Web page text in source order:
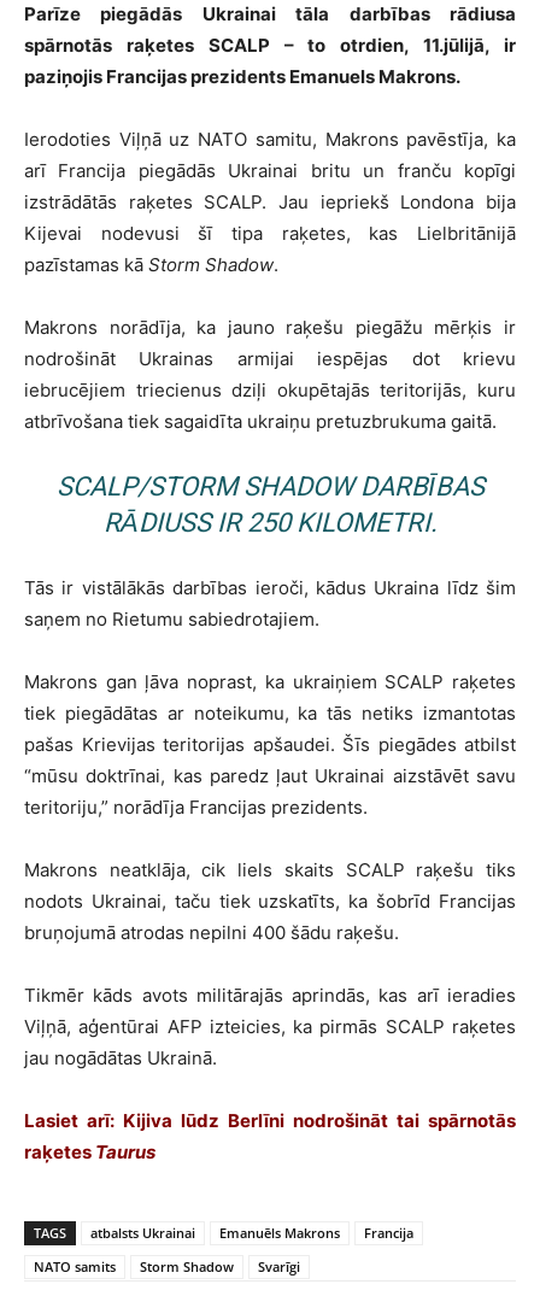
Parīze piegādās Ukrainai tāla darbības rādiusa
spārnotās raķetes SCALP – to otrdien, 11.jūlijā, ir
paziņojis Francijas prezidents Emanuels Makrons.
Ierodoties Viļņā uz NATO samitu, Makrons pavēstīja, ka
arī Francija piegādās Ukrainai britu un franču kopīgi
izstrādātās raķetes SCALP. Jau iepriekš Londona bija
Kijevai nodevusi šī tipa raķetes, kas Lielbritānijā
pazīstamas kā Storm Shadow.
Makrons norādīja, ka jauno raķešu piegāžu mērķis ir
nodrošināt Ukrainas armijai iespējas dot krievu
iebrucējiem triecienus dziļi okupētajās teritorijās, kuru
atbrīvošana tiek sagaidīta ukraiņu pretuzbrukuma gaitā.
SCALP/STORM SHADOW DARBĪBAS
RĀDIUSS IR 250 KILOMETRI.
Tās ir vistālākās darbības ieroči, kādus Ukraina līdz šim
saņem no Rietumu sabiedrotajiem.
Makrons gan ļāva noprast, ka ukraiņiem SCALP raķetes
tiek piegādātas ar noteikumu, ka tās netiks izmantotas
pašas Krievijas teritorijas apšaudei. Šīs piegādes atbilst
“mūsu doktrīnai, kas paredz ļaut Ukrainai aizstāvēt savu
teritoriju,” norādīja Francijas prezidents.
Makrons neatklāja, cik liels skaits SCALP raķešu tiks
nodots Ukrainai, taču tiek uzskatīts, ka šobrīd Francijas
bruņojumā atrodas nepilni 400 šādu raķešu.
Tikmēr kāds avots militārajās aprindās, kas arī ieradies
Viļņā, aģentūrai AFP izteicies, ka pirmās SCALP raķetes
jau nogādātas Ukrainā.
Lasiet arī: Kijiva lūdz Berlīni nodrošināt tai spārnotās
raķetes Taurus
TAGS atbalsts Ukrainai Emanuēls Makrons
Francija
NATO samits
Storm Shadow Svarīgi